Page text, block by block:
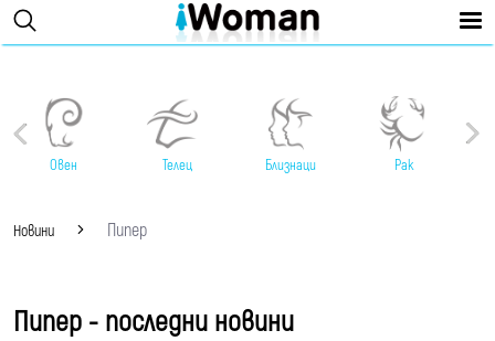
Овен Телец Близнаци Рак
Новини Пипер
Пипер - последни новини